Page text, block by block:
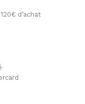
d’achat